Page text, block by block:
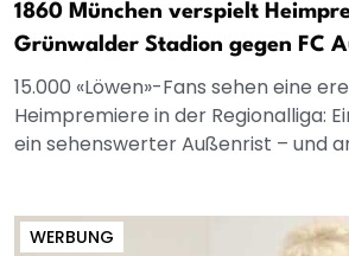
1860 München verspielt
Grünwalder Stadion gegen FC
15.000 «Löwen»-Fans sehen eine
Heimpremiere in der Regionalliga:
ein sehenswerter Außenrist – und
WERBUNG